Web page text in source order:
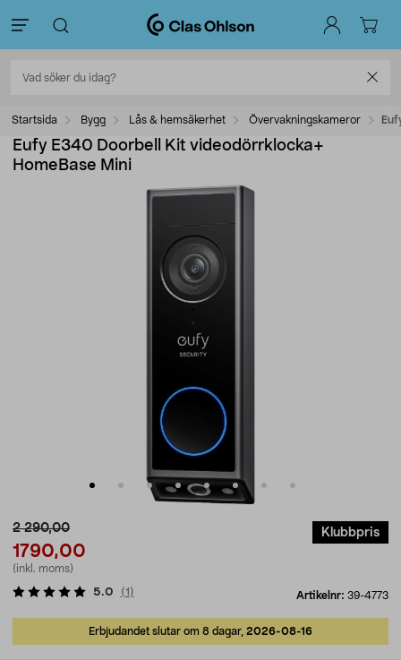
Startsida Bygg Lås & hemsäkerhet Övervakningskameror
Eufy E340 Doorbell Kit videodörrklocka+
HomeBase Mini
2 290,00
1790,00
(inkl. moms)
Klubbpris
Artikelnr: 39-4773
5.0 (1 )
Erbjudandet slutar om 8 dagar, 2026-08-16